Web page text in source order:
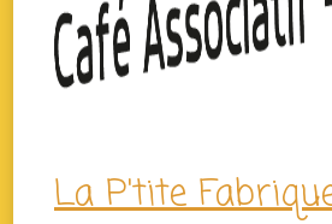
La P'tite